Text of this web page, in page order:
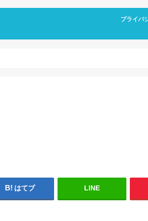
プライバ
はてブ LINE